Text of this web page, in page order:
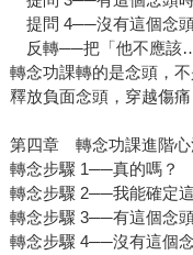
提問 4──沒有這個念
反轉──把「他不應該
轉念功課轉的是念頭，
釋放負面念頭，穿越傷痛
第四章 轉念功課進階心
轉念步驟 1──真的嗎？
轉念步驟 2──我能確定
轉念步驟 3──有這個念
轉念步驟 4──沒有這個